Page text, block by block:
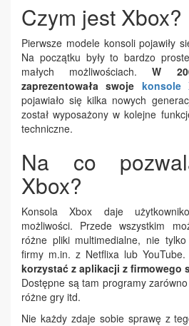
Czym jest Xbox?
Pierwsze modele konsoli pojawiły
Na początku były to bardzo
małych możliwościach.W
zaprezentowała swoje konsole
pojawiało się kilka nowych
został wyposażony w kolejne
techniczne.
Na co
Xbox?
Konsola Xbox daje
możliwości. Przede wszystkim
różne pliki multimedialne, nie
firmy m.in. z Netflixa lub YouTube.
korzystać z aplikacji z firmowego
Dostępne są tam programy
różne gry itd.
Nie każdy zdaje sobie sprawę z